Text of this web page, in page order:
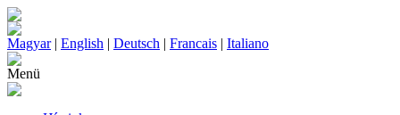
Magyar| English | Deutsch | Francais | Italiano
Menü